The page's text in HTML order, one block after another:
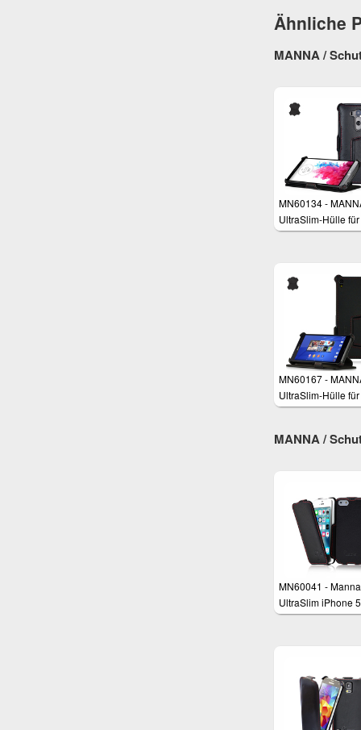
Ähnliche
MANNA /
MN60134 -
UltraSlim-Hülle
LG G3
MN60167 -
UltraSlim-Hülle
Xperia Z3, Z3+
MANNA /
MN60041 - Manna
UltraSlim iPhone
iPhone 5s